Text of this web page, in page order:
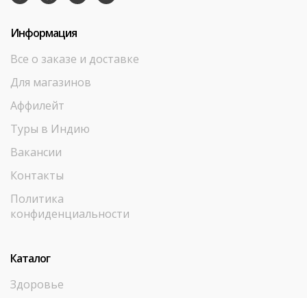
Информация
Все о заказе и доставке
Для магазинов
Аффилейт
Туры в Индию
Вакансии
Контакты
Политика
конфиденциальности
Каталог
Здоровье